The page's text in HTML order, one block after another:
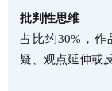
批判性思维
占比约30%，
疑、观点延伸或